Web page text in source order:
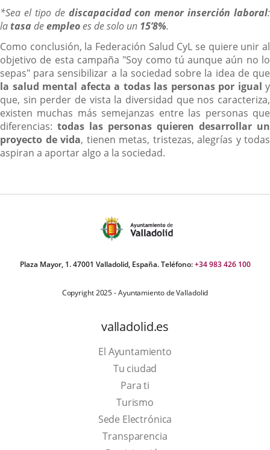
*Sea el tipo de discapacidad con menor inserción laboral:
la tasa deempleoes de solo un 15’8%.
Como conclusión, la Federación Salud CyL se quiere unir al
objetivo de esta campaña "Soy como tú aunque aún no lo
sepas" para sensibilizar a la sociedad sobre la idea de que
la salud mental afecta a todas las personas por igual y
que, sin perder de vista la diversidad que nos caracteriza,
existen muchas más semejanzas entre las personas que
diferencias: todas las personas quieren desarrollar un
proyecto de vida, tienen metas, tristezas, alegrías y todas
aspiran a aportar algo a la sociedad.
Plaza Mayor, 1. 47001 Valladolid, España. Teléfono:+34 983 426 100
Copyright 2025 - Ayuntamiento de Valladolid
valladolid.es
El Ayuntamiento
Tu ciudad
Para ti
TurismoThis
link
will
Sede Electrónica
Transparencia